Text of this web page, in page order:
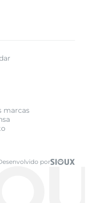
marcas
por